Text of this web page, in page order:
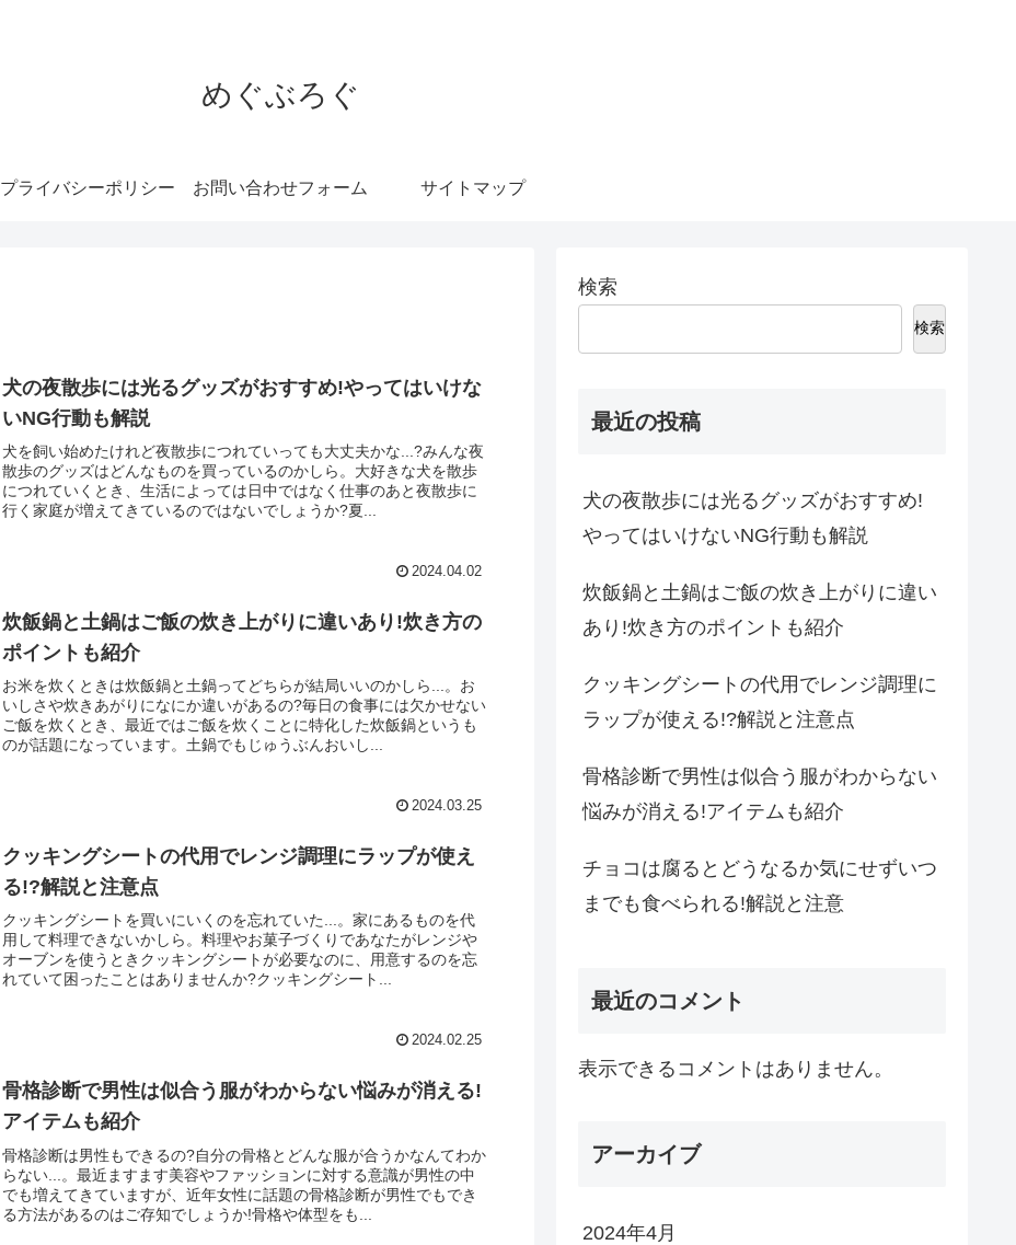
めぐぶろぐ
プライバシーポリシー お問い合わせフォーム サイトマップ
犬の夜散歩には光るグッズがおすすめ!やってはいけな
いNG行動も解説
犬を飼い始めたけれど夜散歩につれていっても大丈夫かな...?みんな夜
散歩のグッズはどんなものを買っているのかしら。大好きな犬を散歩
につれていくとき、生活によっては日中ではなく仕事のあと夜散歩に
行く家庭が増えてきているのではないでしょうか?夏...
2024.04.02
炊飯鍋と土鍋はご飯の炊き上がりに違いあり!炊き方の
ポイントも紹介
お米を炊くときは炊飯鍋と土鍋ってどちらが結局いいのかしら...。お
いしさや炊きあがりになにか違いがあるの?毎日の食事には欠かせない
ご飯を炊くとき、最近ではご飯を炊くことに特化した炊飯鍋というも
のが話題になっています。土鍋でもじゅうぶんおいし...
2024.03.25
クッキングシートの代用でレンジ調理にラップが使え
る!?解説と注意点
クッキングシートを買いにいくのを忘れていた...。家にあるものを代
用して料理できないかしら。料理やお菓子づくりであなたがレンジや
オーブンを使うときクッキングシートが必要なのに、用意するのを忘
れていて困ったことはありませんか?クッキングシート...
2024.02.25
骨格診断で男性は似合う服がわからない悩みが消える!
アイテムも紹介
骨格診断は男性もできるの?自分の骨格とどんな服が合うかなんてわか
らない...。最近ますます美容やファッションに対する意識が男性の中
でも増えてきていますが、近年女性に話題の骨格診断が男性でもでき
る方法があるのはご存知でしょうか!骨格や体型をも...
検索
検索
最近の投稿
犬の夜散歩には光るグッズがおすすめ!
やってはいけないNG行動も解説
炊飯鍋と土鍋はご飯の炊き上がりに違い
あり!炊き方のポイントも紹介
クッキングシートの代用でレンジ調理に
ラップが使える!?解説と注意点
骨格診断で男性は似合う服がわからない
悩みが消える!アイテムも紹介
チョコは腐るとどうなるか気にせずいつ
までも食べられる!解説と注意
最近のコメント
表示できるコメントはありません。
アーカイブ
2024年4月